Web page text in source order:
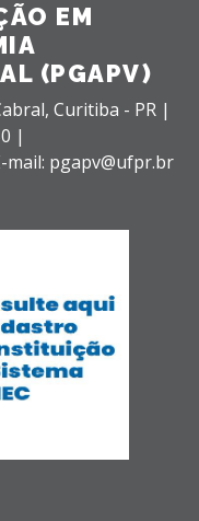
EM
(PGAPV)
Curitiba - PR |
|
mail: pgapv@ufpr.br